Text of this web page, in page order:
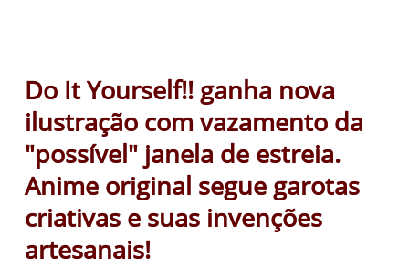
Do It Yourself!! ganha nova
ilustração com vazamento da
"possível" janela de estreia.
Anime original segue garotas
criativas e suas invenções
artesanais!